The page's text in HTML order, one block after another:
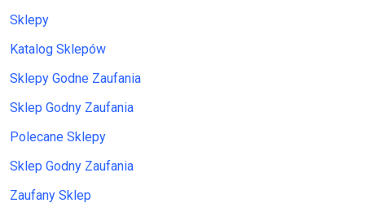
Sklepy
Katalog Sklepów
Sklepy Godne Zaufania
Sklep Godny Zaufania
Polecane Sklepy
Sklep Godny Zaufania
Zaufany Sklep